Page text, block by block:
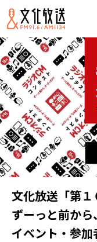
文化放送「第
ずーっと前か
イベント・参加